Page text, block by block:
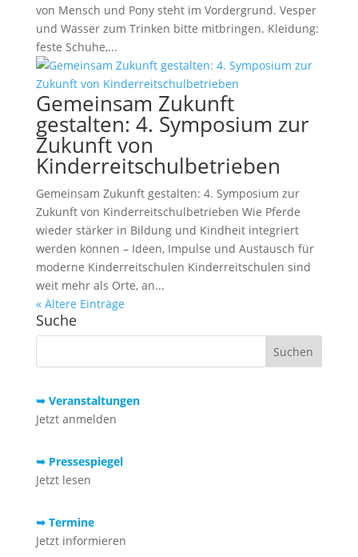
von Mensch und Pony steht im Vordergrund. Vesper
und Wasser zum Trinken bitte mitbringen. Kleidung:
feste Schuhe,...
Gemeinsam Zukunft
gestalten: 4. Symposium zur
Zukunft von
Kinderreitschulbetrieben
Gemeinsam Zukunft gestalten: 4. Symposium zur
Zukunft von Kinderreitschulbetrieben Wie Pferde
wieder stärker in Bildung und Kindheit integriert
werden können – Ideen, Impulse und Austausch für
moderne Kinderreitschulen Kinderreitschulen sind
weit mehr als Orte, an...
« Ältere Einträge
Suche
➥ Veranstaltungen
Jetzt anmelden
➥ Pressespiegel
Jetzt lesen
➥ Termine
Jetzt informieren